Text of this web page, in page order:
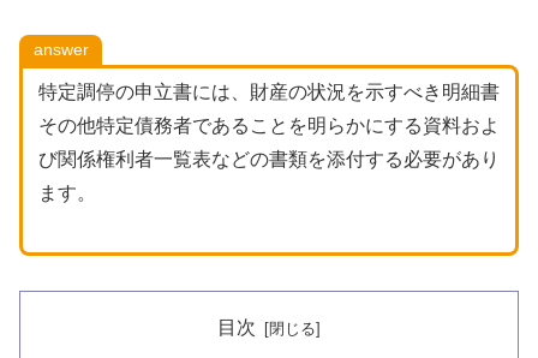
answer
特定調停の申立書には、財産の状況を示すべき明細書
その他特定債務者であることを明らかにする資料およ
び関係権利者一覧表などの書類を添付する必要があり
ます。
目次